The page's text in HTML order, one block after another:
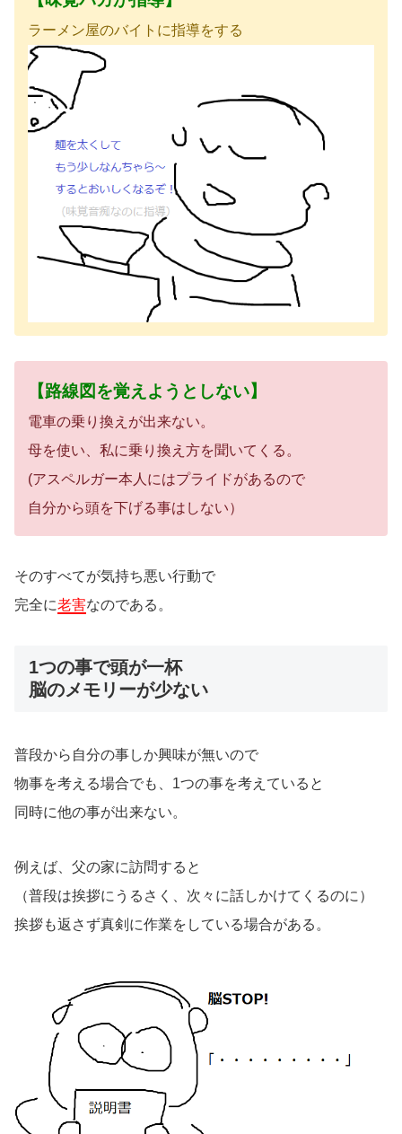
ラーメン屋のバイトに指導をする
【路線図を覚えようとしない】
電車の乗り換えが出来ない。
母を使い、私に乗り換え方を聞いてくる。
(アスペルガー本人にはプライドがあるので
自分から頭を下げる事はしない）
そのすべてが気持ち悪い行動で
完全に老害なのである。
1つの事で頭が一杯
脳のメモリーが少ない
普段から自分の事しか興味が無いので
物事を考える場合でも、1つの事を考えていると
同時に他の事が出来ない。
例えば、父の家に訪問すると
（普段は挨拶にうるさく、次々に話しかけてくるのに）
挨拶も返さず真剣に作業をしている場合がある。